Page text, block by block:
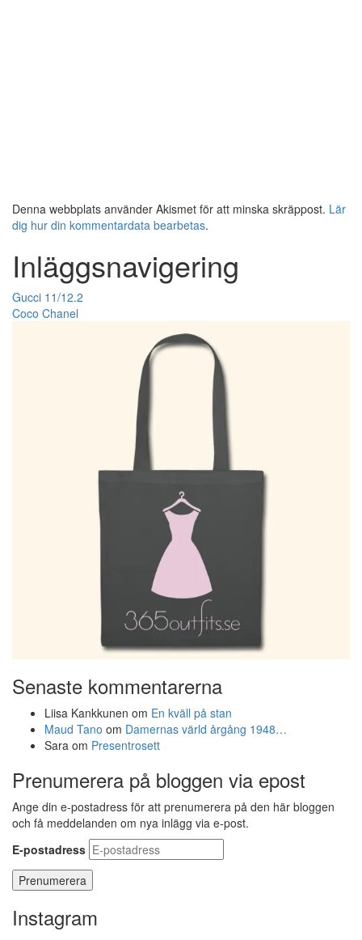
Denna webbplats använder Akismet för att minska skräppost. Lär
dig hur din kommentardata bearbetas.
Inläggsnavigering
Gucci 11/12.2
Coco Chanel
Senaste kommentarerna
Liisa Kankkunen om En kväll på stan
Maud Tano om Damernas värld årgång 1948…
Sara om Presentrosett
Prenumerera på bloggen via epost
Ange din e-postadress för att prenumerera på den här bloggen
och få meddelanden om nya inlägg via e-post.
E-postadress
Instagram